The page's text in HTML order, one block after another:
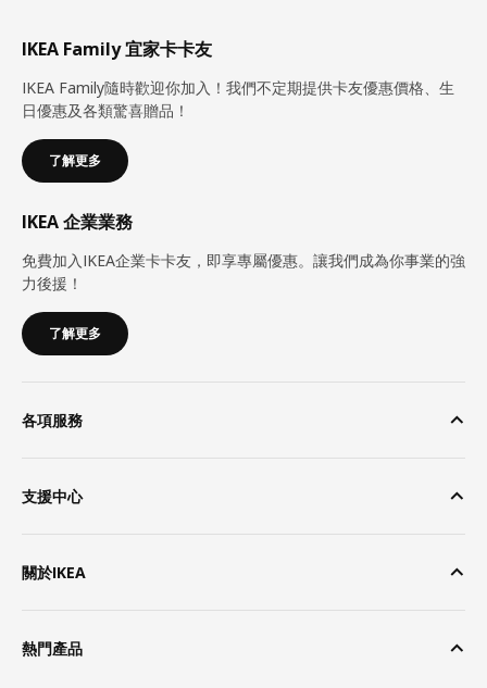
IKEA Family 宜家卡卡友
IKEA Family隨時歡迎你加入！我們不定期提供卡友優惠價格、生
日優惠及各類驚喜贈品！
了解更多
IKEA 企業業務
免費加入IKEA企業卡卡友，即享專屬優惠。讓我們成為你事業的強
力後援！
了解更多
各項服務
支援中心
關於IKEA
熱門產品